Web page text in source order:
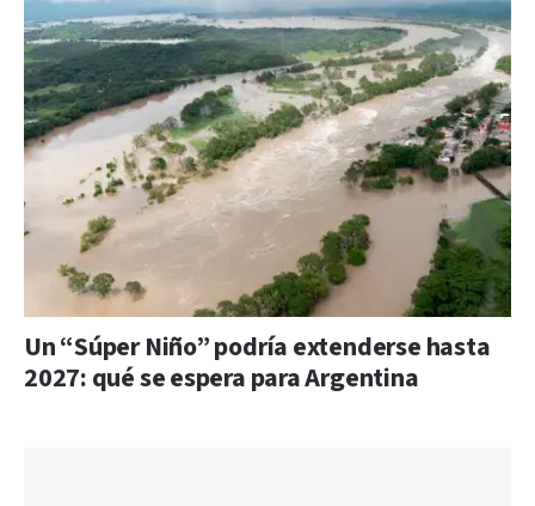
Un “Súper Niño” podría extenderse hasta
2027: qué se espera para Argentina